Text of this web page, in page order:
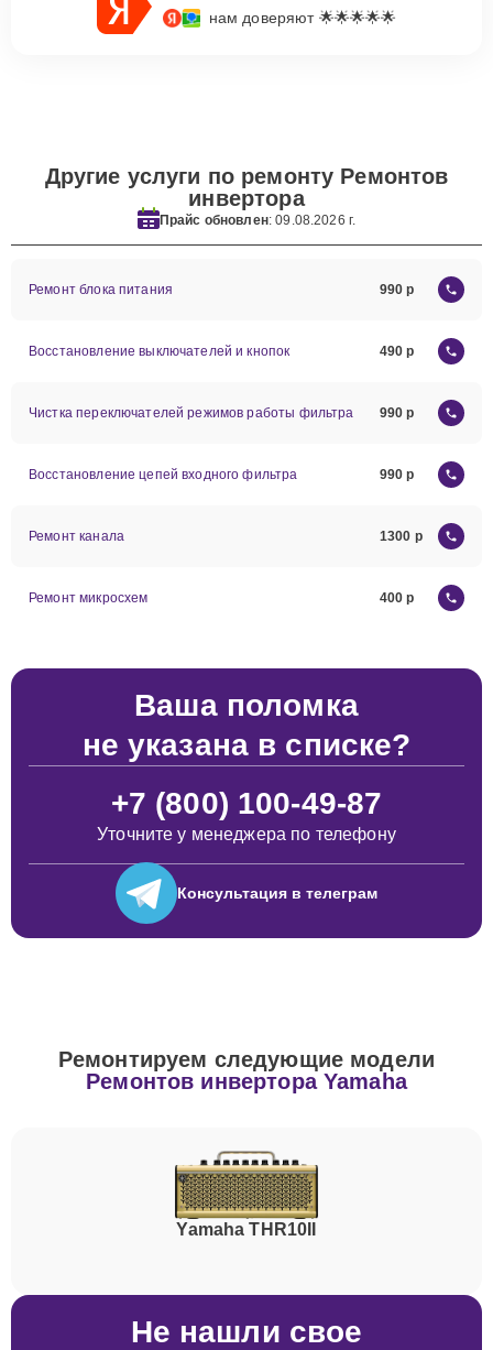
нам доверяют 🌟🌟🌟🌟🌟
Другие услуги по ремонту Ремонтов
инвертора
Прайс обновлен: 09.08.2026 г.
Ремонт блока питания 990
Восстановление выключателей и кнопок 490
Чистка переключателей режимов работы фильтра 990
Восстановление цепей входного фильтра 990
Ремонт канала 1300
Ремонт микросхем 400
Ваша поломка
не указана в списке?
+7 (800) 100-49-87
Уточните у менеджера по телефону
Консультация в телеграм
Ремонтируем следующие модели
Ремонтов инвертора Yamaha
Yamaha THR10II
Не нашли свое